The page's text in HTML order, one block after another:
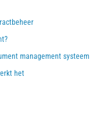
management systeem
het